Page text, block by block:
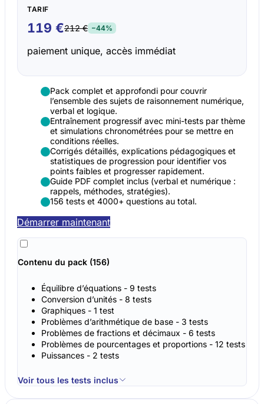
TARIF
119 €212 € −44%
paiement unique, accès immédiat
Pack complet et approfondi pour couvrir
l’ensemble des sujets de raisonnement numérique,
verbal et logique.
Entraînement progressif avec mini-tests par thème
et simulations chronométrées pour se mettre en
conditions réelles.
Corrigés détaillés, explications pédagogiques et
statistiques de progression pour identifier vos
points faibles et progresser rapidement.
Guide PDF complet inclus (verbal et numérique :
rappels, méthodes, stratégies).
156 tests et 4000+ questions au total.
Démarrer maintenant
Contenu du pack (156)
Équilibre d’équations - 9 tests
Conversion d’unités - 8 tests
Graphiques - 1 test
Problèmes d’arithmétique de base - 3 tests
Problèmes de fractions et décimaux - 6 tests
Problèmes de pourcentages et proportions - 12 tests
Puissances - 2 tests
Voir tous les tests inclus